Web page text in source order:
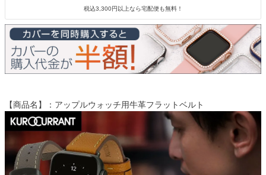
税込3,300円以上なら宅配便も無料！
【商品名】：アップルウォッチ用牛革フラットベルト